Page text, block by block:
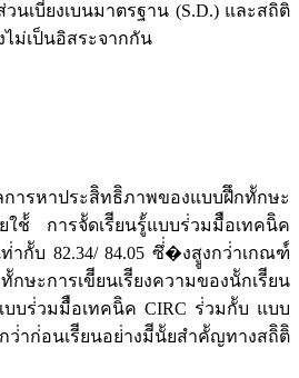
วนเบี่ยงเบนมาตรฐาน (S.D.) และสถิติ
ม่เป็นอิสระจากกัน
ารหาประสิิทธิิภาพของแบบฝึึกทัักษะ
ใช้้ การจััดเรีียนรู้้แบบร่่วมมืือเทคนิิค
ากัับ 82.34/ 84.05 ซึ่่�งสููงกว่่าเกณฑ์์
ษะการเขีียนเรีียงความของนัักเรีียน
บบร่่วมมืือเทคนิิค CIRC ร่่วมกัับ แบบ
าก่่อนเรีียนอย่่างมีีนััยสำคััญทางสถิิติิ